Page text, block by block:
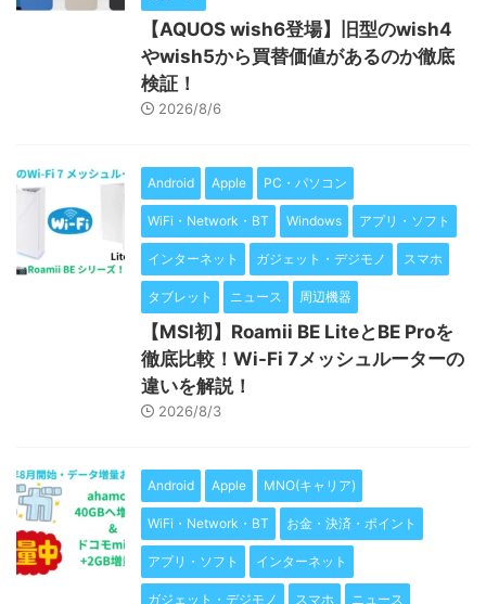
【AQUOS wish6登場】旧型のwish4
やwish5から買替価値があるのか徹底
検証！
2026/8/6
Android Apple PC・パソコン
WiFi・Network・BT Windows アプリ・ソフト
インターネット ガジェット・デジモノ スマホ
タブレット ニュース 周辺機器
【MSI初】Roamii BE LiteとBE Proを
徹底比較！Wi-Fi 7メッシュルーターの
違いを解説！
2026/8/3
Android Apple MNO(キャリア)
WiFi・Network・BT お金・決済・ポイント
アプリ・ソフト インターネット
ガジェット・デジモノ スマホ ニュース